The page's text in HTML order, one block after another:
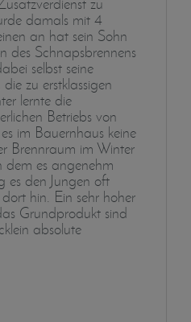
damals mit 4
an hat sein Sohn
des Schnapsbrennens
selbst seine
zu erstklassigen
lernte die
Betriebs von
im Bauernhaus keine
Brennraum im Winter
dem es angenehm
es den Jungen oft
hin. Ein sehr hoher
Grundprodukt sind
absolute